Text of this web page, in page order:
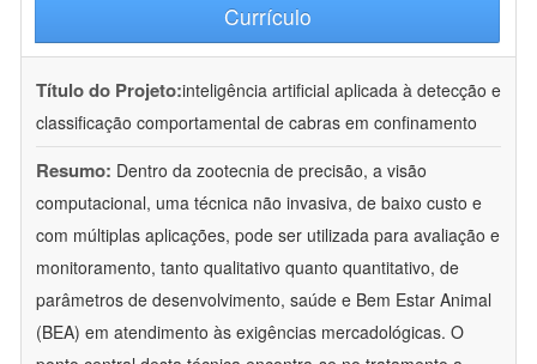
Currículo
Título do Projeto:inteligência artificial aplicada à detecção e
classificação comportamental de cabras em confinamento
Resumo: Dentro da zootecnia de precisão, a visão
computacional, uma técnica não invasiva, de baixo custo e
com múltiplas aplicações, pode ser utilizada para avaliação e
monitoramento, tanto qualitativo quanto quantitativo, de
parâmetros de desenvolvimento, saúde e Bem Estar Animal
(BEA) em atendimento às exigências mercadológicas. O